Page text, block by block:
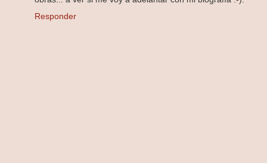
Responder